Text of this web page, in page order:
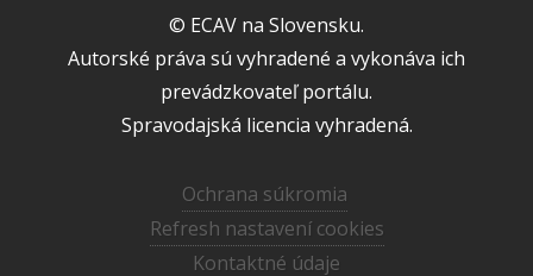
© ECAV na Slovensku.
Autorské práva sú vyhradené a vykonáva ich
prevádzkovateľ portálu.
Spravodajská licencia vyhradená.
Ochrana súkromia
Refresh nastavení cookies
Kontaktné údaje